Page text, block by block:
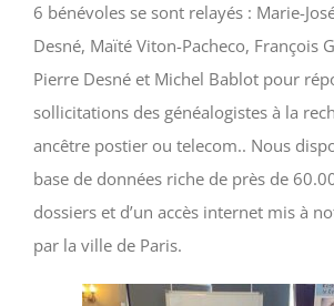
6 bénévoles se sont relayés : Marie-
Desné, Maïté Viton-Pacheco, François
Pierre Desné et Michel Bablot pour
sollicitations des généalogistes à la
ancêtre postier ou telecom.. Nous
base de données riche de près de
dossiers et d’un accès internet mis à
par la ville de Paris.